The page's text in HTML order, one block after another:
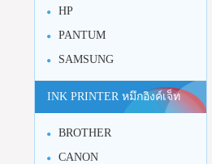
HP
PANTUM
SAMSUNG
INK PRINTER หมึกอิงค์เจ็ท
BROTHER
CANON